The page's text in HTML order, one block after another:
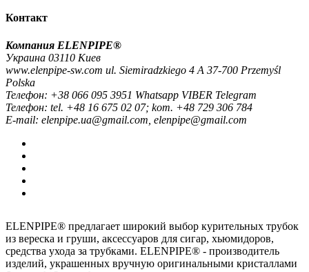
Контакт
Компания ELENPIPE®
Украина 03110 Киев
www.elenpipe-sw.com ul. Siemiradzkiego 4 A 37-700 Przemyśl
Polska
Телефон: +38 066 095 3951 Whatsapp VIBER Telegram
Телефон: tel. +48 16 675 02 07; kom. +48 729 306 784
E-mail: elenpipe.ua@gmail.com, elenpipe@gmail.com
ELENPIPE® предлагает широкий выбор курительных трубок
из вереска и груши, аксессуаров для сигар, хьюмидоров,
средства ухода за трубками. ELENPIPE® - производитель
изделий, украшенных вручную оригинальными кристаллами